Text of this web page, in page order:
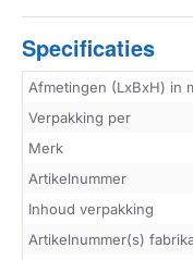
Specificaties
Afmetingen (LxBxH) in
Verpakking per
Merk
Artikelnummer
Inhoud verpakking
Artikelnummer(s)